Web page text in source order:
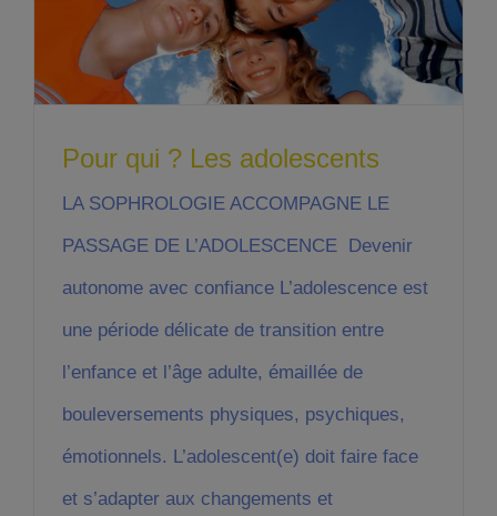
Pour qui ? Les adolescents
LA SOPHROLOGIE ACCOMPAGNE LE
PASSAGE DE L’ADOLESCENCE Devenir
autonome avec confiance L’adolescence est
une période délicate de transition entre
l’enfance et l’âge adulte, émaillée de
bouleversements physiques, psychiques,
émotionnels. L’adolescent(e) doit faire face
et s’adapter aux changements et